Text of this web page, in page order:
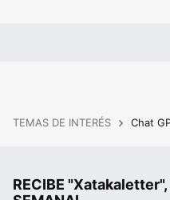
TEMAS DE INTERÉS Chat
RECIBE "Xatakaletter",